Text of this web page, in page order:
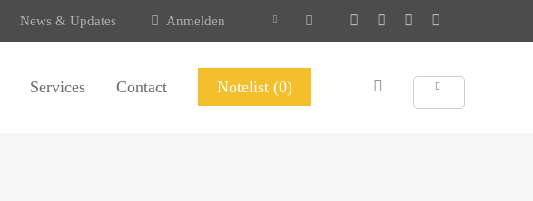
News & Updates Anmelden
Services Contact Notelist (0)